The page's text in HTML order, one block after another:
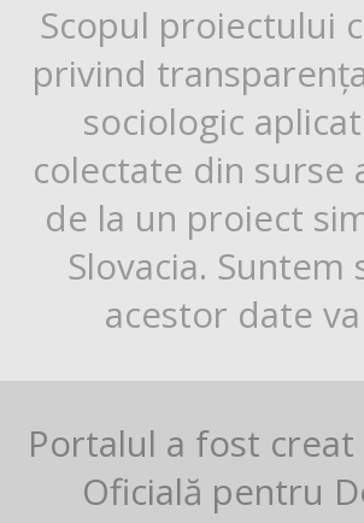
Scopul proiectului
privind
sociologic
colectate din surse
de la un proiect
Slovacia.
acestor date
Portalul a fost
Oficială pentru